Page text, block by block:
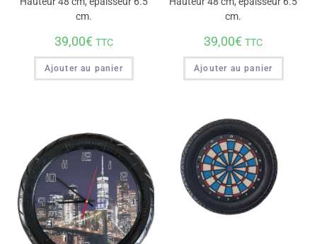
cm.
39,00€ TTC
Ajouter au panier
cm.
39,00€ TTC
Ajouter au panier